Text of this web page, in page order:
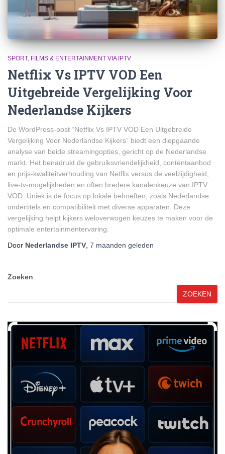
SPORT, FILMS & ENTERTAINMENT VIA IPTV
Netflix Vs IPTV VOD Een
Uitgebreide Vergelijking Voor
Nederlandse Kijkers
De WordPress-post “Netflix Vs IPTV VOD Een Uitgebreide
Vergelijking Voor Nederlandse Kijkers” biedt een diepgaande
analyse van beide streamingopties, gericht op de Nederlandse
markt. Het benadrukt de gebruiksvriendelijkheid, contentaanbod
en prijs-kwaliteitverhouding van Netflix versus de veelzijdigheid,
live-tv-mogelijkheden en often bredere kanalenkeuze van IPTV
VOD. Uniek is de focus op lokale behoeften, zoals Nederlandse
ondertitels en compatibiliteit met diverse apparaten. Deze
vergelijking helpt kijkers weloverwogen keuzes te maken voor de
optimale entertainmentervaring.
Door Nederlandse IPTV 7 maanden geleden
Zoeken
ZOEKEN